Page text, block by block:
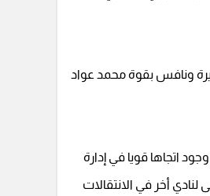
ونافس بقوة محمد عواد
اتجاها قويا في إدارة
أخر في الانتقالات